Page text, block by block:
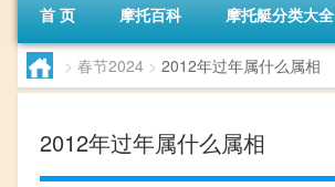
首 页 摩托百科 摩托艇分类大全
> 春节2024 > 2012年过年属什么属相
2012年过年属什么属相